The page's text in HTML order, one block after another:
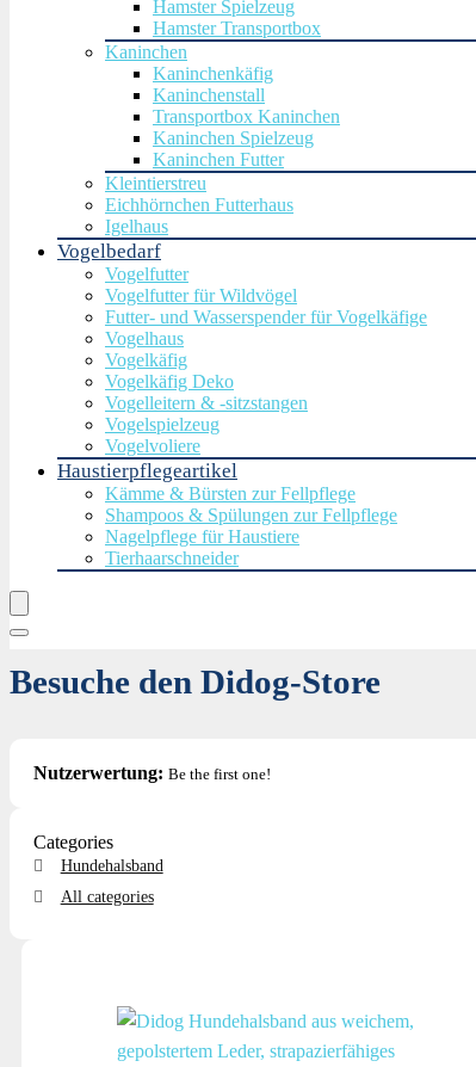
Hamster Spielzeug
Hamster Transportbox
Kaninchen
Kaninchenkäfig
Kaninchenstall
Transportbox Kaninchen
Kaninchen Spielzeug
Kaninchen Futter
Kleintierstreu
Eichhörnchen Futterhaus
Igelhaus
Vogelbedarf
Vogelfutter
Vogelfutter für Wildvögel
Futter- und Wasserspender für Vogelkäfige
Vogelhaus
Vogelkäfig
Vogelkäfig Deko
Vogelleitern & -sitzstangen
Vogelspielzeug
Vogelvoliere
Haustierpflegeartikel
Kämme & Bürsten zur Fellpflege
Shampoos & Spülungen zur Fellpflege
Nagelpflege für Haustiere
Tierhaarschneider
Besuche den Didog-Store
Nutzerwertung: Be the first one!
Categories
Hundehalsband
All categories